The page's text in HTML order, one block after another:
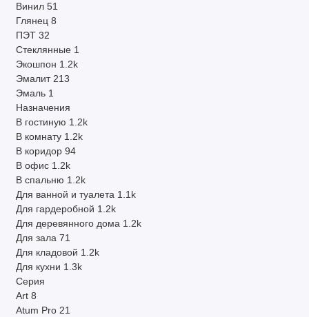
Винил 51
Глянец 8
ПЭТ 32
Стеклянные 1
Экошпон 1.2k
Эмалит 213
Эмаль 1
Назначения
В гостиную 1.2k
В комнату 1.2k
В коридор 94
В офис 1.2k
В спальню 1.2k
Для ванной и туалета 1.1k
Для гардеробной 1.2k
Для деревянного дома 1.2k
Для зала 71
Для кладовой 1.2k
Для кухни 1.3k
Серия
Art 8
Atum Pro 21